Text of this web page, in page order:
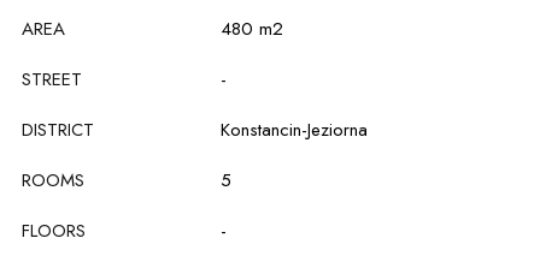
AREA
480 m2
STREET
-
DISTRICT
Konstancin-Jeziorna
ROOMS
5
FLOORS
-